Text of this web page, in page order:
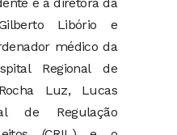
Libório e
médico da
Regional de
Luz, Lucas
de Regulação